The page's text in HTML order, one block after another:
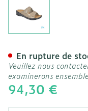
94,30 €
En rupture de
Veuillez nous
examinerons